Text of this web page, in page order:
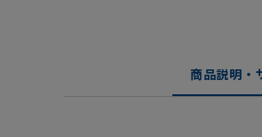
商品説明・